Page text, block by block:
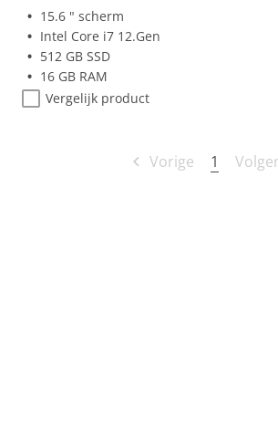
15.6 " scherm
Intel Core i7 12.Gen
512 GB SSD
16 GB RAM
Vergelijk product
Vorige 1